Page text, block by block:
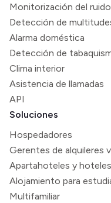
Monitorización del ruido
Detección de
Alarma doméstica
Detección de
Clima interior
Asistencia de llamadas
API
Soluciones
Hospedadores
Gerentes de alquileres
Apartahoteles y hoteles
Alojamiento para
Multifamiliar